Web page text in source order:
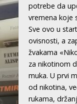
potrebe da
vremena koje
Sve ovo u
ovisnosti, a
žvakama
za nikotinom
muka. U prvi
od nikotina,
rukama,